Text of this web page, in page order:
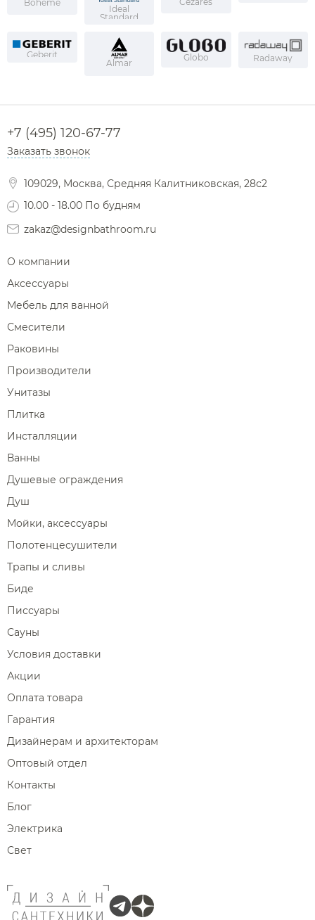
Boheme
Ideal
Standard
Geberit
Almar
Globo Radaway
+7 (495) 120-67-77
Заказать звонок
109029, Москва, Средняя Калитниковская, 28с2
10.00 - 18.00 По будням
zakaz@designbathroom.ru
О компании
Аксессуары
Мебель для ванной
Смесители
Раковины
Производители
Унитазы
Плитка
Инсталляции
Ванны
Душевые ограждения
Душ
Мойки, аксессуары
Полотенцесушители
Трапы и сливы
Биде
Писсуары
Сауны
Условия доставки
Акции
Оплата товара
Гарантия
Дизайнерам и архитекторам
Оптовый отдел
Контакты
Блог
Электрика
Свет